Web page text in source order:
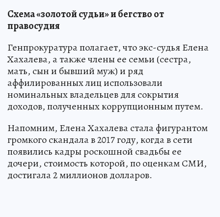
Схема «золотой судьи» и бегство от
правосудия
Генпрокуратура полагает, что экс-судья Елена
Хахалева, а также члены ее семьи (сестра,
мать, сын и бывший муж) и ряд
аффилированных лиц использовали
номинальных владельцев для сокрытия
доходов, полученных коррупционным путем.
Напомним, Елена Хахалева стала фигурантом
громкого скандала в 2017 году, когда в сети
появились кадры роскошной свадьбы ее
дочери, стоимость которой, по оценкам СМИ,
достигала 2 миллионов долларов.